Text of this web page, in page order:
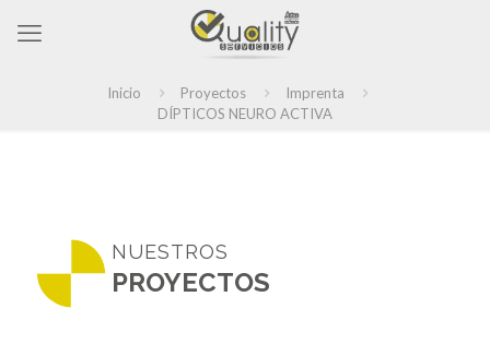
Inicio Proyectos
Imprenta
DÍPTICOS NEURO ACTIVA
NUESTROS
PROYECTOS